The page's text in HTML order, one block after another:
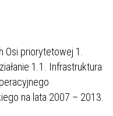
Osi priorytetowej 1.
1.1. Infrastruktura
na lata 2007 – 2013.